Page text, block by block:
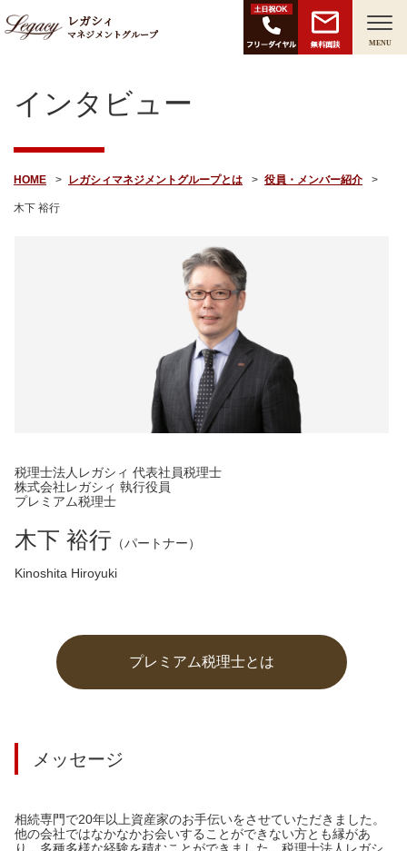
レガシィ
マネジメントグループ
無料面談 MENU
インタビュー
HOME レガシィマネジメントグループとは 役員・メンバー紹介
木下 裕行
税理士法人レガシィ 代表社員税理士
株式会社レガシィ 執行役員
プレミアム税理士
木下 裕行 （パートナー）
Kinoshita Hiroyuki
プレミアム税理士とは
メッセージ
相続専門で20年以上資産家のお手伝いをさせていただきました。
他の会社ではなかなかお会いすることができない方とも縁があ
り、多種多様な経験を積むことができました。税理士法人レガシ